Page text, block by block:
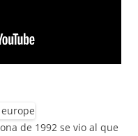
de 1992 se vio al que